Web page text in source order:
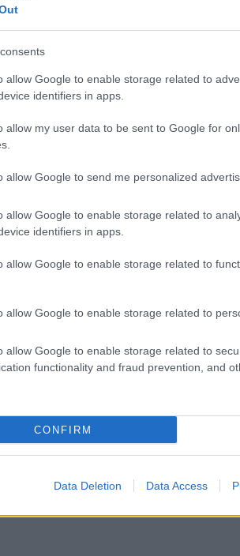
allow Google to enable storage related to
identifiers in apps.
allow my user data to be sent to Google for
allow Google to send me personalized
allow Google to enable storage related to
identifiers in apps.
allow Google to enable storage related to
allow Google to enable storage related to
allow Google to enable storage related to
functionality and fraud prevention, and
CONFIRM
Data Deletion Data Access
Invia un Comunicato Stampa|
e ricevi le nostre email periodiche contenenti